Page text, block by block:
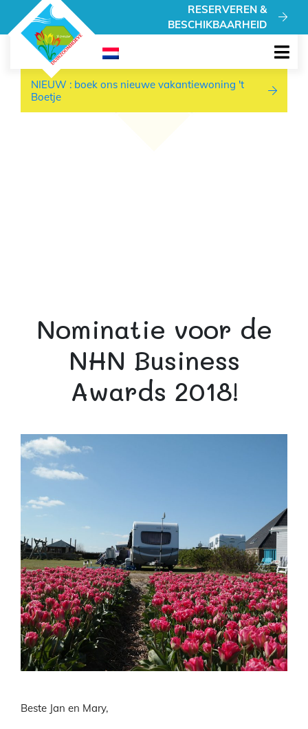
RESERVEREN &
BESCHIKBAARHEID
NIEUW : boek ons nieuwe vakantiewoning 't Boetje
NIEUW : boek ons nieuwe vakantiewoning 't
Boetje
Nominatie voor de
NHN Business
Awards 2018!
Beste Jan en Mary,